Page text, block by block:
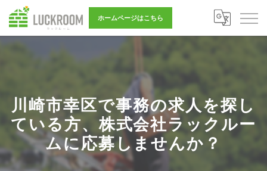
ホームページはこちら
川崎市幸区で事務の求人を探し
ている方、株式会社ラックルー
ムに応募しませんか？